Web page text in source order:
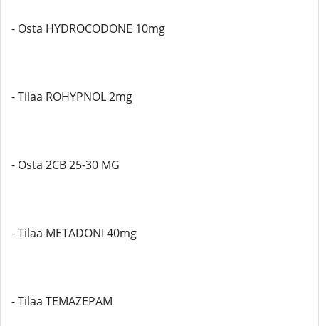
- Osta HYDROCODONE 10mg
- Tilaa ROHYPNOL 2mg
- Osta 2CB 25-30 MG
- Tilaa METADONI 40mg
- Tilaa TEMAZEPAM